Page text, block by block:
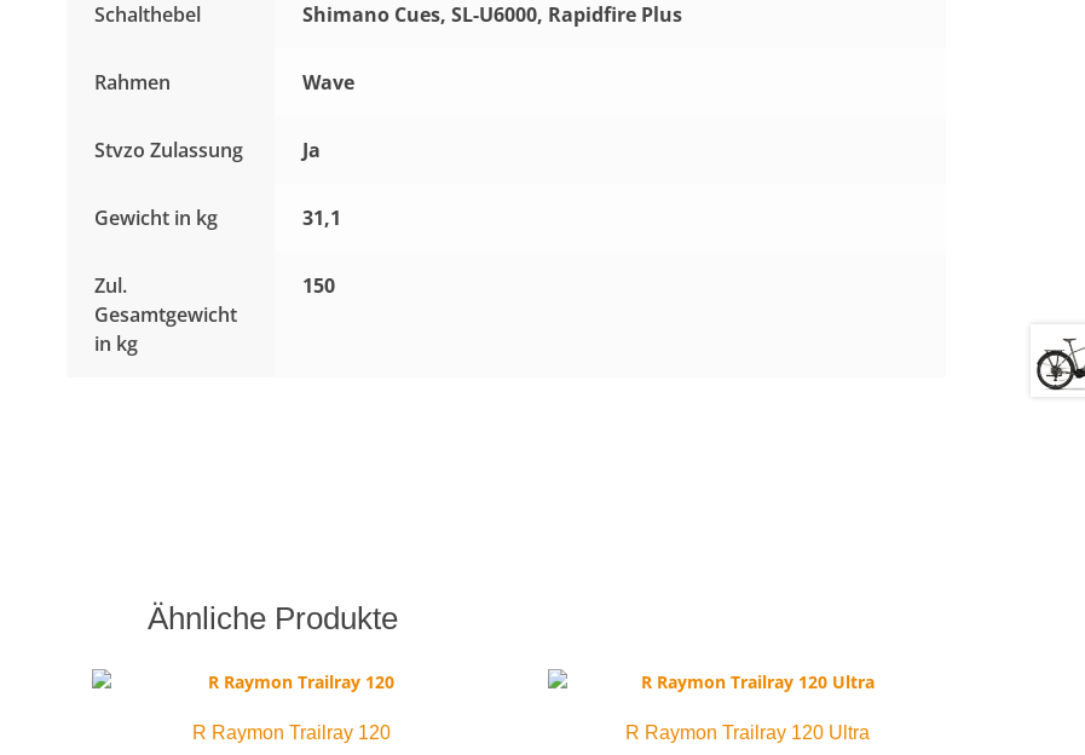
Schalthebel Shimano Cues, SL-U6000, Rapidfire Plus
Rahmen Wave
Stvzo Zulassung Ja
Gewicht in kg 31,1
Zul.
Gesamtgewicht
in kg
150
Ähnliche Produkte
R Raymon Trailray 120 R Raymon Trailray 120 Ultra